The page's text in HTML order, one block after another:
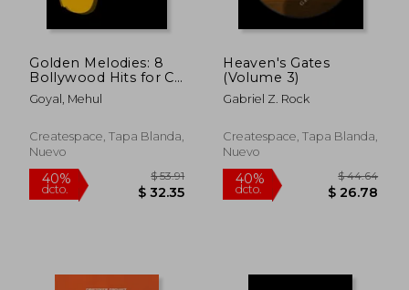
$ 48.86 $
Golden Melodies: 8
Bollywood Hits for C,
Bb and Eb
Instruments (en
Goyal, Mehul
Createspace, Tapa Blanda,
Nuevo
Heaven's Gates
(Volume 3)
Gabriel Z. Rock
Createspace, Tapa Blanda,
Nuevo